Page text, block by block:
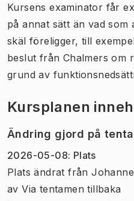
Kursens examinator får
på annat sätt än vad som
skäl föreligger, till
beslut från Chalmers om
grund av
Kursplanen
Ändring gjord på
2026-05-08: Plats
Plats ändrat från
av Via tentamen tillbaka